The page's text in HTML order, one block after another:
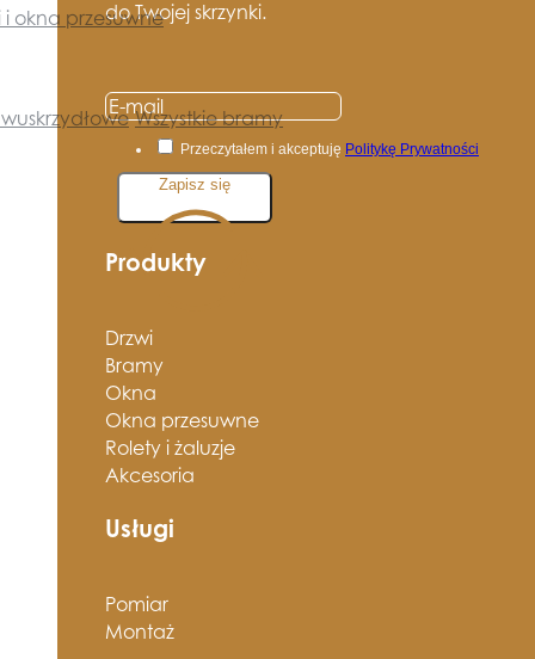
i okna przesuwne
Wszystkie bramy
do Twojej skrzynki.
Przeczytałem i akceptuję Politykę Prywatności
Zapisz się
Produkty
Drzwi
Bramy
Okna
Okna przesuwne
Rolety i żaluzje
Akcesoria
Usługi
Pomiar
Montaż